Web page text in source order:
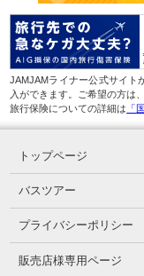
JAMJAMライナー公式サイト
入ができます。ご希望の方は
旅行保険についての詳細は 「
トップページ
バスツアー
プライバシーポリシー
販売店様専用ページ